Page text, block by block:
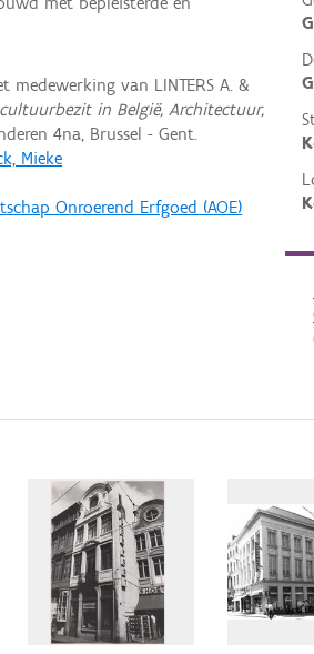
medewerking van LINTERS A. &
in België, Architectuur,
4na, Brussel - Gent.
Mieke
Onroerend Erfgoed (AOE)